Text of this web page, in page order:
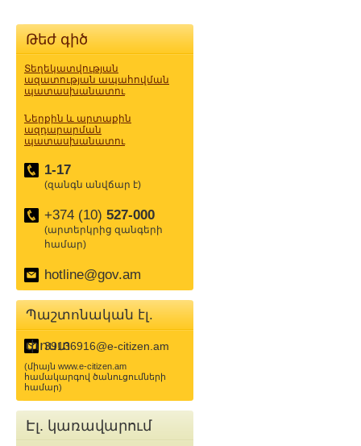
Թեժ գիծ
Տեղեկատվության
ազատության ապահովման
պատասխանատու
Ներքին և արտաքին
ազդարարման
պատասխանատու
1-17
(զանգն անվճար է)
+374 (10) 527-000
(արտերկրից զանգերի
համար)
hotline@gov.am
Պաշտոնական էլ.
փոստ
39136916@e-citizen.am
(միայն www.e-citizen.am
համակարգով ծանուցումների
համար)
Էլ. կառավարում